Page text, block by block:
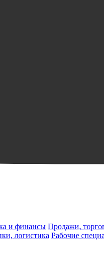
и финансы Продажи,
логистика Рабочие